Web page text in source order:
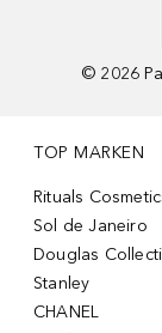
© 2026
TOP MARKEN
Rituals
Sol de Janeiro
Douglas
Stanley
CHANEL